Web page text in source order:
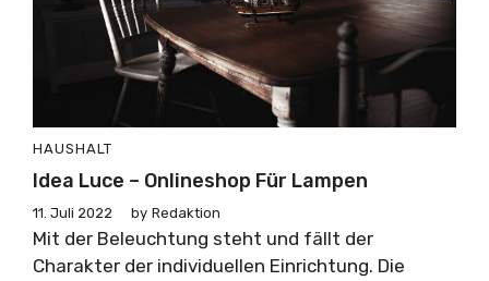
HAUSHALT
Idea Luce – Onlineshop Für Lampen
11. Juli 2022 by Redaktion
Mit der Beleuchtung steht und fällt der
Charakter der individuellen Einrichtung. Die